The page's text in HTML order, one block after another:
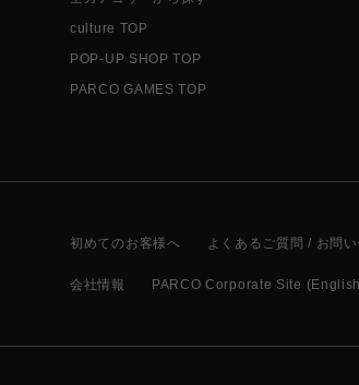
culture TOP
POP-UP SHOP TOP
PARCO GAMES TOP
初めてのお客様へ よくあるご質問 / お問
会社情報 PARCO Corporate Site